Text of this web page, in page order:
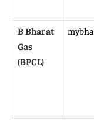
B Bharat
Gas
(BPCL)